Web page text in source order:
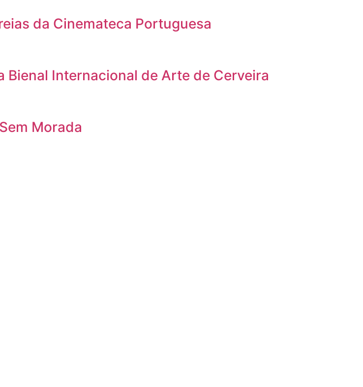
da Cinemateca Portuguesa
Internacional de Arte de Cerveira
Morada